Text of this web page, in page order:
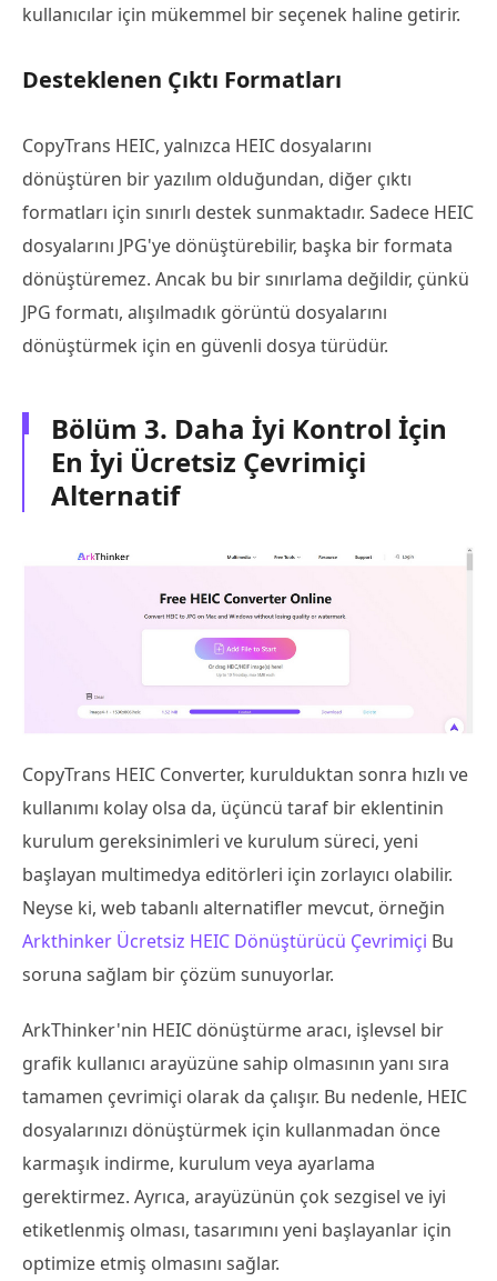
kullanıcılar için mükemmel bir seçenek haline getirir.
Desteklenen Çıktı Formatları
CopyTrans HEIC, yalnızca HEIC dosyalarını
dönüştüren bir yazılım olduğundan, diğer çıktı
formatları için sınırlı destek sunmaktadır. Sadece HEIC
dosyalarını JPG'ye dönüştürebilir, başka bir formata
dönüştüremez. Ancak bu bir sınırlama değildir, çünkü
JPG formatı, alışılmadık görüntü dosyalarını
dönüştürmek için en güvenli dosya türüdür.
Bölüm 3. Daha İyi Kontrol İçin
En İyi Ücretsiz Çevrimiçi
Alternatif
CopyTrans HEIC Converter, kurulduktan sonra hızlı ve
kullanımı kolay olsa da, üçüncü taraf bir eklentinin
kurulum gereksinimleri ve kurulum süreci, yeni
başlayan multimedya editörleri için zorlayıcı olabilir.
Neyse ki, web tabanlı alternatifler mevcut, örneğin
Arkthinker Ücretsiz HEIC Dönüştürücü Çevrimiçi Bu
soruna sağlam bir çözüm sunuyorlar.
ArkThinker'nin HEIC dönüştürme aracı, işlevsel bir
grafik kullanıcı arayüzüne sahip olmasının yanı sıra
tamamen çevrimiçi olarak da çalışır. Bu nedenle, HEIC
dosyalarınızı dönüştürmek için kullanmadan önce
karmaşık indirme, kurulum veya ayarlama
gerektirmez. Ayrıca, arayüzünün çok sezgisel ve iyi
etiketlenmiş olması, tasarımını yeni başlayanlar için
optimize etmiş olmasını sağlar.